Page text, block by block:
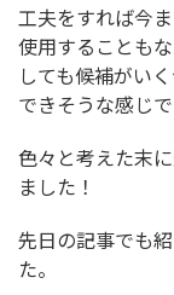
工夫をすれば今
使用することも
しても候補がい
できそうな感じで
色々と考えた末
ました！
先日の記事でも
た。